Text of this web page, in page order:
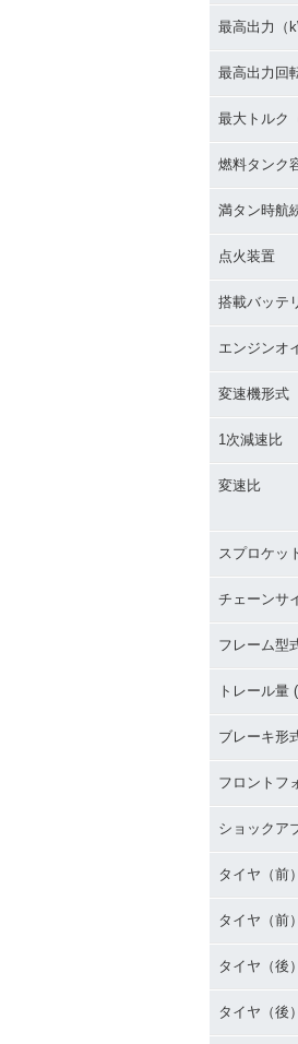
最高出力（
最高出力回
最大トルク
燃料タンク
満タン時航
点火装置
搭載バッテ
エンジンオ
変速機形式
1次減速比
変速比
スプロケッ
チェーンサ
フレーム型
トレール量
ブレーキ形
フロントフ
ショックア
タイヤ（前
タイヤ（前
タイヤ（後）
タイヤ（後